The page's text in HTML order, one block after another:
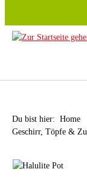
Du bist hier: Home
Geschirr, Töpfe &
Bildergalerie